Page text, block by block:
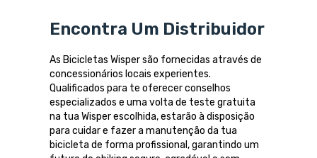
Encontra Um Distribuidor
As Bicicletas Wisper são fornecidas através de
concessionários locais experientes.
Qualificados para te oferecer conselhos
especializados e uma volta de teste gratuita
na tua Wisper escolhida, estarão à disposição
para cuidar e fazer a manutenção da tua
bicicleta de forma profissional, garantindo um